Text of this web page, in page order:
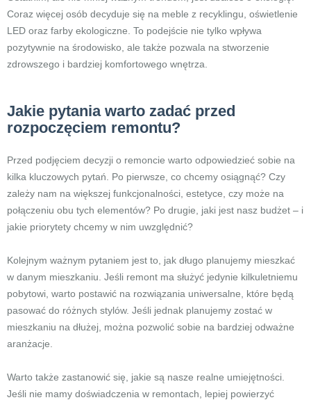
Coraz więcej osób decyduje się na meble z recyklingu, oświetlenie
LED oraz farby ekologiczne. To podejście nie tylko wpływa
pozytywnie na środowisko, ale także pozwala na stworzenie
zdrowszego i bardziej komfortowego wnętrza.
Jakie pytania warto zadać przed
rozpoczęciem remontu?
Przed podjęciem decyzji o remoncie warto odpowiedzieć sobie na
kilka kluczowych pytań. Po pierwsze, co chcemy osiągnąć? Czy
zależy nam na większej funkcjonalności, estetyce, czy może na
połączeniu obu tych elementów? Po drugie, jaki jest nasz budżet – i
jakie priorytety chcemy w nim uwzględnić?
Kolejnym ważnym pytaniem jest to, jak długo planujemy mieszkać
w danym mieszkaniu. Jeśli remont ma służyć jedynie kilkuletniemu
pobytowi, warto postawić na rozwiązania uniwersalne, które będą
pasować do różnych stylów. Jeśli jednak planujemy zostać w
mieszkaniu na dłużej, można pozwolić sobie na bardziej odważne
aranżacje.
Warto także zastanowić się, jakie są nasze realne umiejętności.
Jeśli nie mamy doświadczenia w remontach, lepiej powierzyć